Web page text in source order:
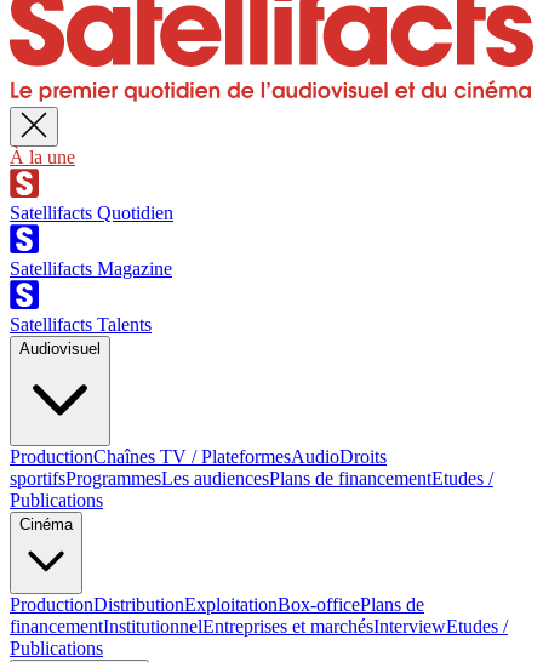
À la une
Satellifacts Quotidien
Satellifacts Magazine
Satellifacts Talents
Audiovisuel
ProductionChaînes TV / PlateformesAudioDroits
sportifsProgrammesLes audiencesPlans de financementEtudes /
Publications
Cinéma
ProductionDistributionExploitationBox-officePlans de
financementInstitutionnelEntreprises et marchésInterviewEtudes /
Publications